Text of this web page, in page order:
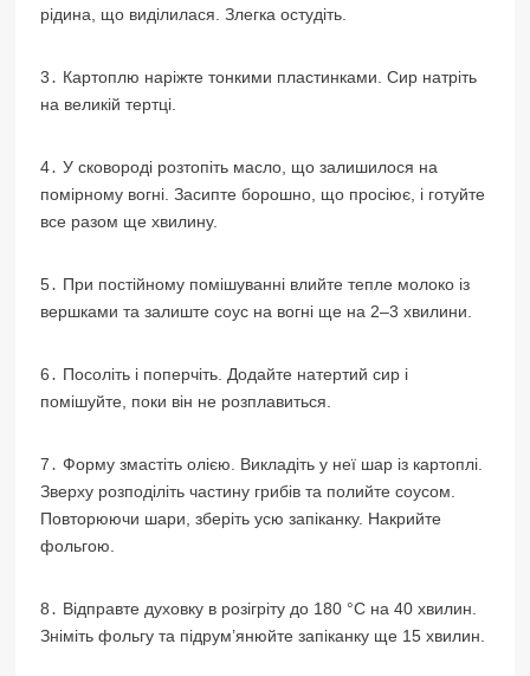
рідина, що виділилася. Злегка остудіть.
3․ Картоплю наріжте тонкими пластинками. Сир натріть
на великій тертці.
4․ У сковороді розтопіть масло, що залишилося на
помірному вогні. Засипте борошно, що просіює, і готуйте
все разом ще хвилину.
5․ При постійному помішуванні влийте тепле молоко із
вершками та залиште соус на вогні ще на 2–3 хвилини.
6․ Посоліть і поперчіть. Додайте натертий сир і
помішуйте, поки він не розплавиться.
7․ Форму змастіть олією. Викладіть у неї шар із картоплі.
Зверху розподіліть частину грибів та полийте соусом.
Повторюючи шари, зберіть усю запіканку. Накрийте
фольгою.
8․ Відправте духовку в розігріту до 180 °С на 40 хвилин.
Зніміть фольгу та підрум’янюйте запіканку ще 15 хвилин.